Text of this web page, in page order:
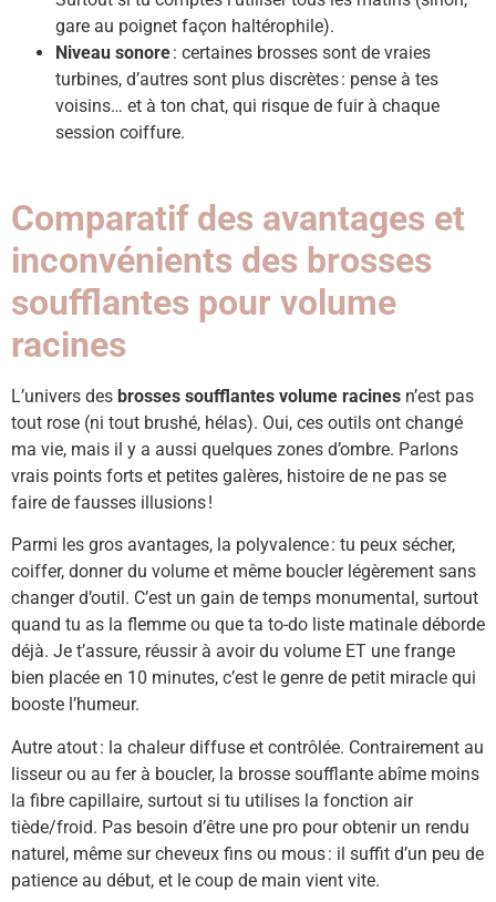
gare au poignet façon haltérophile).
Niveau sonore: certaines brosses sont de vraies
turbines, d’autres sont plus discrètes : pense à tes
voisins… et à ton chat, qui risque de fuir à chaque
session coiffure.
Comparatif des avantages et
inconvénients des brosses
soufflantes pour volume
racines
L’univers des brosses soufflantes volume racines n’est pas
tout rose (ni tout brushé, hélas). Oui, ces outils ont changé
ma vie, mais il y a aussi quelques zones d’ombre. Parlons
vrais points forts et petites galères, histoire de ne pas se
faire de fausses illusions !
Parmi les gros avantages, la polyvalence : tu peux sécher,
coiffer, donner du volume et même boucler légèrement sans
changer d’outil. C’est un gain de temps monumental, surtout
quand tu as la flemme ou que ta to-do liste matinale déborde
déjà. Je t’assure, réussir à avoir du volume ET une frange
bien placée en 10 minutes, c’est le genre de petit miracle qui
booste l’humeur.
Autre atout : la chaleur diffuse et contrôlée. Contrairement au
lisseur ou au fer à boucler, la brosse soufflante abîme moins
la fibre capillaire, surtout si tu utilises la fonction air
tiède/froid. Pas besoin d’être une pro pour obtenir un rendu
naturel, même sur cheveux fins ou mous : il suffit d’un peu de
patience au début, et le coup de main vient vite.